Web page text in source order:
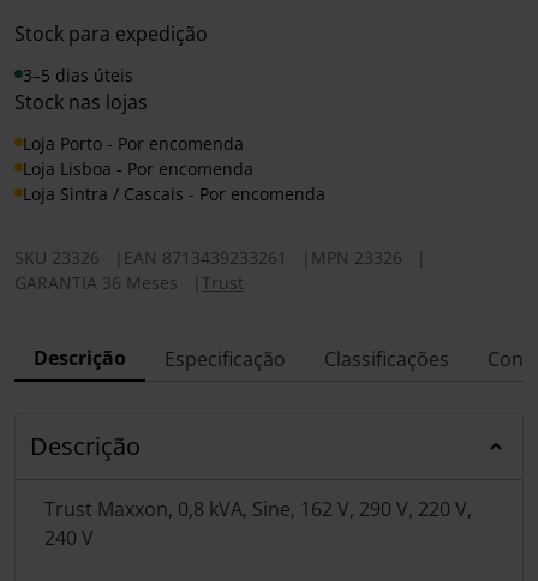
Stock para expedição
3–5 dias úteis
Stock nas lojas
Loja Porto - Por encomenda
Loja Lisboa - Por encomenda
Loja Sintra / Cascais - Por encomenda
SKU 23326 EAN 8713439233261 MPN 23326
GARANTIA 36 Meses
Trust
Descrição Especificação Classificações
Descrição
Trust Maxxon, 0,8 kVA, Sine, 162 V, 290 V, 220 V,
240 V